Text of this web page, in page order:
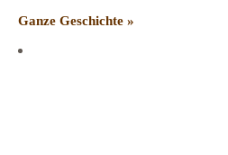
Ganze Geschichte »